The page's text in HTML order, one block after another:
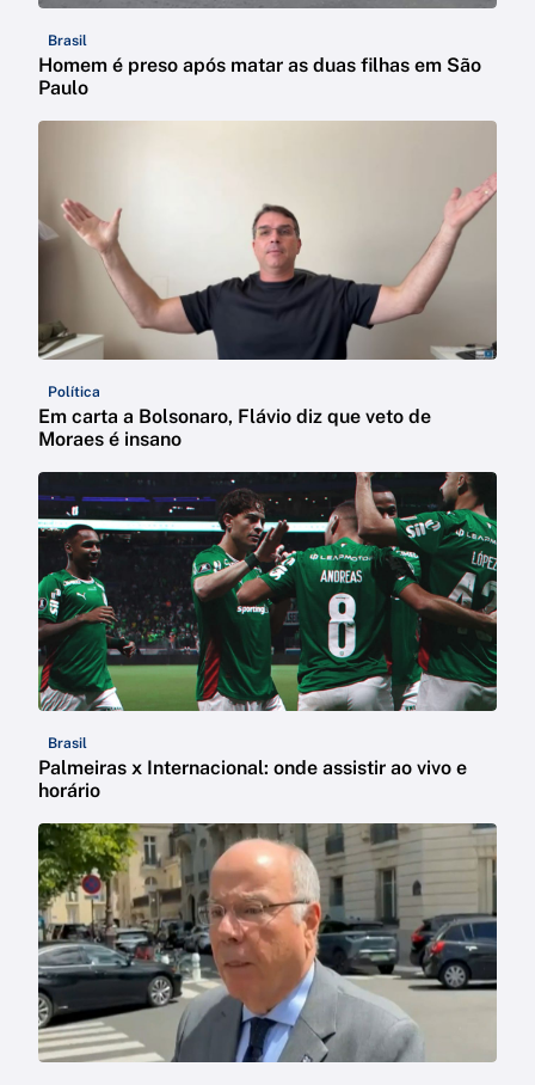
Brasil
Homem é preso após matar as duas filhas em São
Paulo
Política
Em carta a Bolsonaro, Flávio diz que veto de
Moraes é insano
Brasil
Palmeiras x Internacional: onde assistir ao vivo e
horário